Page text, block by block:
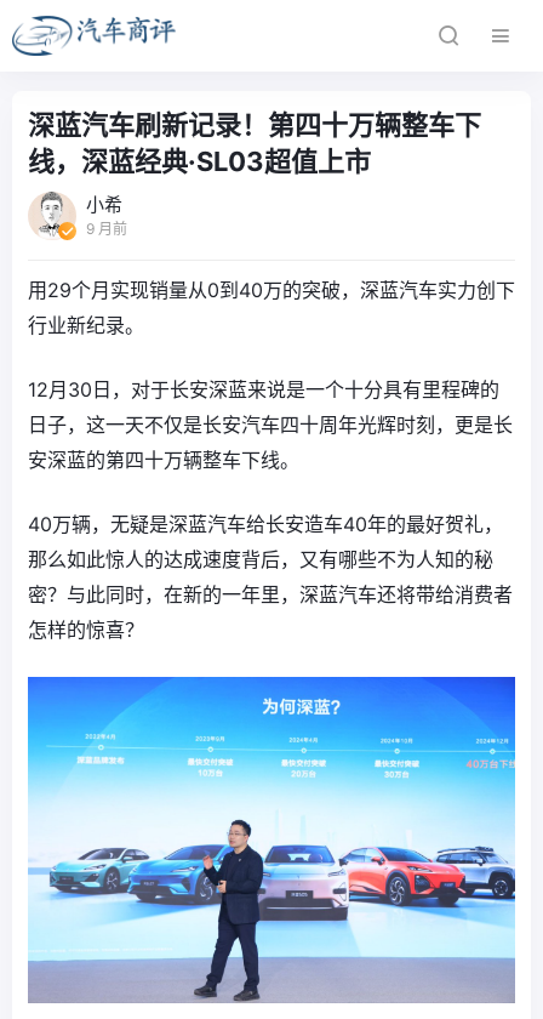
深蓝汽车刷新记录！第四十万辆整车下
线，深蓝经典·SL03超值上市
小希
9 月前
用29个月实现销量从0到40万的突破，深蓝汽车实力创下
行业新纪录。
12月30日，对于长安深蓝来说是一个十分具有里程碑的
日子，这一天不仅是长安汽车四十周年光辉时刻，更是长
安深蓝的第四十万辆整车下线。
40万辆，无疑是深蓝汽车给长安造车40年的最好贺礼，
那么如此惊人的达成速度背后，又有哪些不为人知的秘
密？与此同时，在新的一年里，深蓝汽车还将带给消费者
怎样的惊喜？